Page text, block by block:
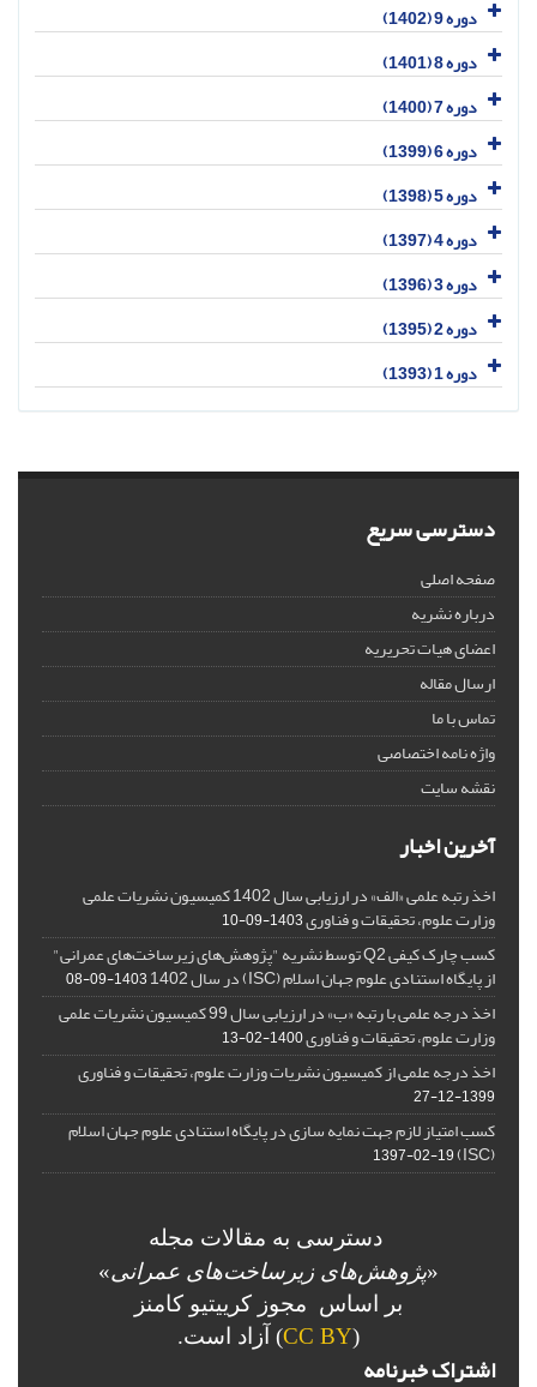
دوره 9 (1402)
دوره 8 (1401)
دوره 7 (1400)
دوره 6 (1399)
دوره 5 (1398)
دوره 4 (1397)
دوره 3 (1396)
دوره 2 (1395)
دوره 1 (1393)
دسترسی سریع
صفحه اصلی
درباره نشریه
اعضای هیات تحریریه
ارسال مقاله
تماس با ما
واژه نامه اختصاصی
نقشه سایت
آخرین اخبار
اخذ رتبه علمی «الف» در ارزیابی سال 1402 کمیسیون نشریات علمی
وزارت علوم، تحقیقات و فناوری1403-09-10
کسب چارک کیفی Q2 توسط نشریه "پژوهش‌های زیرساخت‌های عمرانی"
از پایگاه استنادی علوم جهان اسلام (ISC) در سال 1402 1403-09-08
اخذ درجه علمی با رتبه «ب» در ارزیابی سال 99 کمیسیون نشریات علمی
وزارت علوم، تحقیقات و فناوری1400-02-13
اخذ درجه علمی از کمیسیون نشریات وزارت علوم، تحقیقات و فناوری
1399-12-27
کسب امتیاز لازم جهت نمایه سازی در پایگاه استنادی علوم جهان اسلام
(ISC)
1397-02-19
دسترسی به مقالات مجله
«پژوهش‌های زیرساخت‌های عمرانی»
بر اساس مجوز کرییتیو کامنز
(
CC BY) آزاد است.
اشتراک خبرنامه